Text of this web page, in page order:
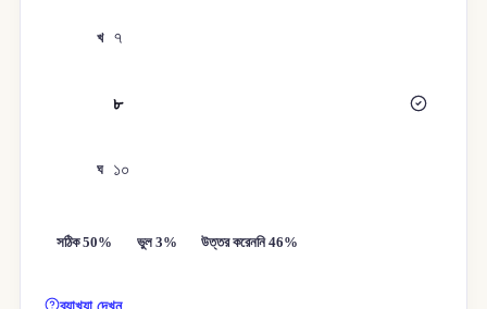
খ ৭
৮
ঘ ১০
সঠিক 50% ভুল 3% উত্তর করেননি 46%